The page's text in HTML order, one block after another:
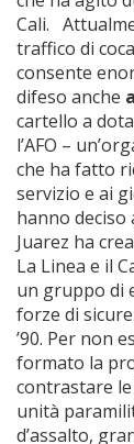
Cali.
traffico di
consente
difeso anche
cartello a
l’AFO –
che ha fatto
servizio e ai
hanno
Juarez ha
La Linea e il
un gruppo di
forze di
’90. Per non
formato la
contrastare le
unità
d’assalto,